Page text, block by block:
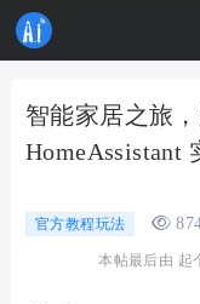
智能家居之旅
HomeAssistant
官方教程玩法
本帖最后由 起